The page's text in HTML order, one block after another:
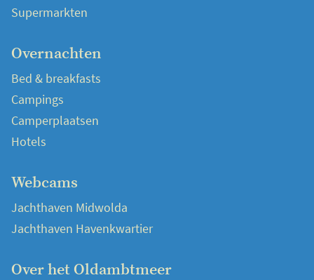
Supermarkten
Overnachten
Bed & breakfasts
Campings
Camperplaatsen
Hotels
Webcams
Jachthaven Midwolda
Jachthaven Havenkwartier
Over het Oldambtmeer